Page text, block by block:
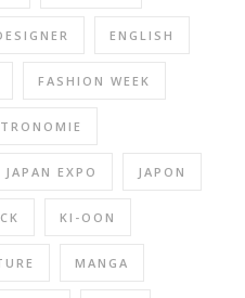
ENGLISH
FASHION WEEK
JAPAN EXPO JAPON
KI-OON
MANGA